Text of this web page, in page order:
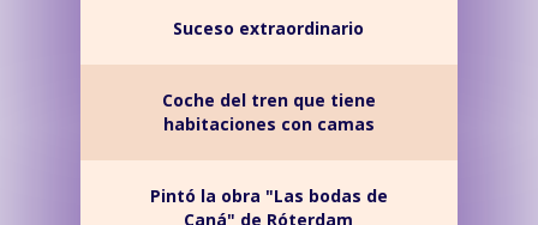
Suceso extraordinario
Coche del tren que tiene
habitaciones con camas
Pintó la obra "Las bodas de
Caná" de Róterdam